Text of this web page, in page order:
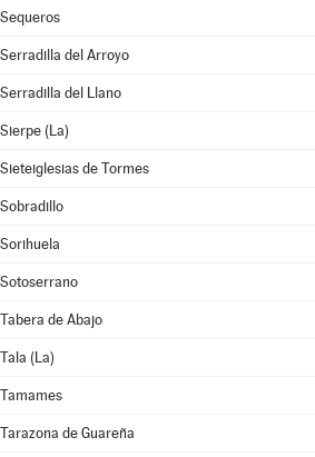
Sequeros
Serradilla del Arroyo
Serradilla del Llano
Sierpe (La)
Sieteiglesias de Tormes
Sobradillo
Sorihuela
Sotoserrano
Tabera de Abajo
Tala (La)
Tamames
Tarazona de Guareña